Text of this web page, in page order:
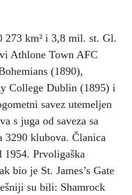
273 km² i 3,8 mil. st. Gl.
Athlone Town AFC
(1890),
College Dublin (1895) i
savez utemeljen
s juga od saveza sa
3290 klubova. Članica
Prvoligaška
bio je St. James’s Gate
su bili: Shamrock